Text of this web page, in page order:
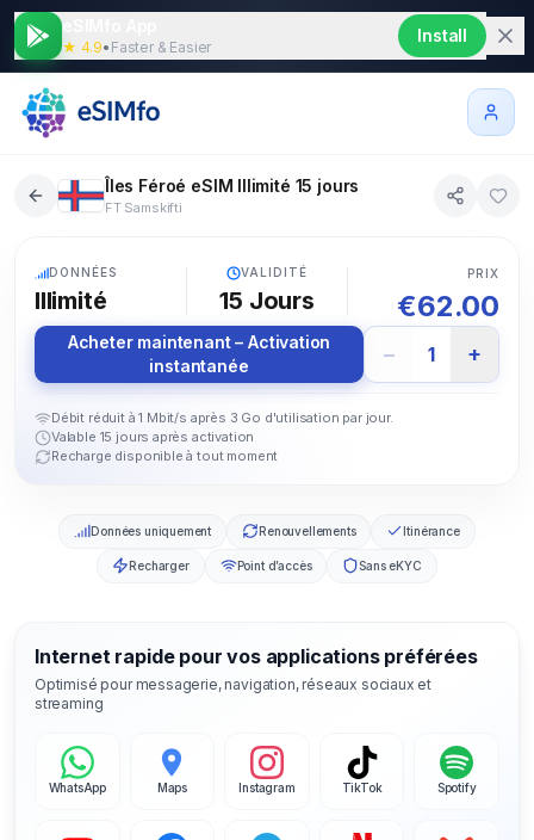
★ 4.9• Faster & Easier
Install
Îles Féroé eSIM Illimité 15 jours
FT Samskifti
DONNÉES
Illimité
VALIDITÉ
15 Jours
PRIX
€62.00
Acheter maintenant – Activation
instantanée
− 1 +
Débit réduit à 1 Mbit/s après 3 Go d'utilisation par jour.
Valable 15 jours après activation
Recharge disponible à tout moment
Données uniquement Renouvellements Itinérance
Recharger Point d’accès Sans eKYC
Internet rapide pour vos applications préférées
Optimisé pour messagerie, navigation, réseaux sociaux et
streaming
WhatsApp Maps Instagram TikTok Spotify